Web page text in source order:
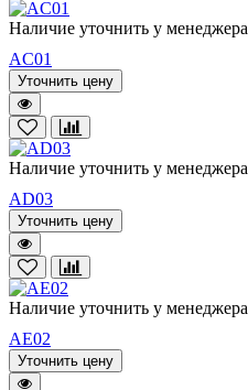
Наличие уточнить у менеджера
AC01
Уточнить цену
Наличие уточнить у менеджера
AD03
Уточнить цену
Наличие уточнить у менеджера
AE02
Уточнить цену